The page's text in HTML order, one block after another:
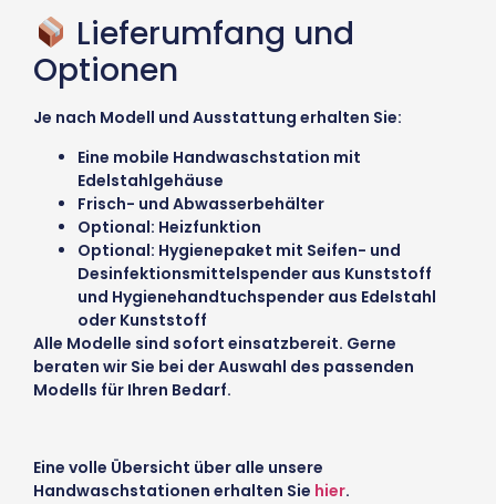
Lieferumfang und
Optionen
Je nach Modell und Ausstattung erhalten Sie:
Eine mobile Handwaschstation mit
Edelstahlgehäuse
Frisch- und Abwasserbehälter
Optional: Heizfunktion
Optional: Hygienepaket mit Seifen- und
Desinfektionsmittelspender aus Kunststoff
und Hygienehandtuchspender aus Edelstahl
oder Kunststoff
Alle Modelle sind sofort einsatzbereit. Gerne
beraten wir Sie bei der Auswahl des passenden
Modells für Ihren Bedarf.
Eine volle Übersicht über alle unsere
Handwaschstationen erhalten Sie hier.